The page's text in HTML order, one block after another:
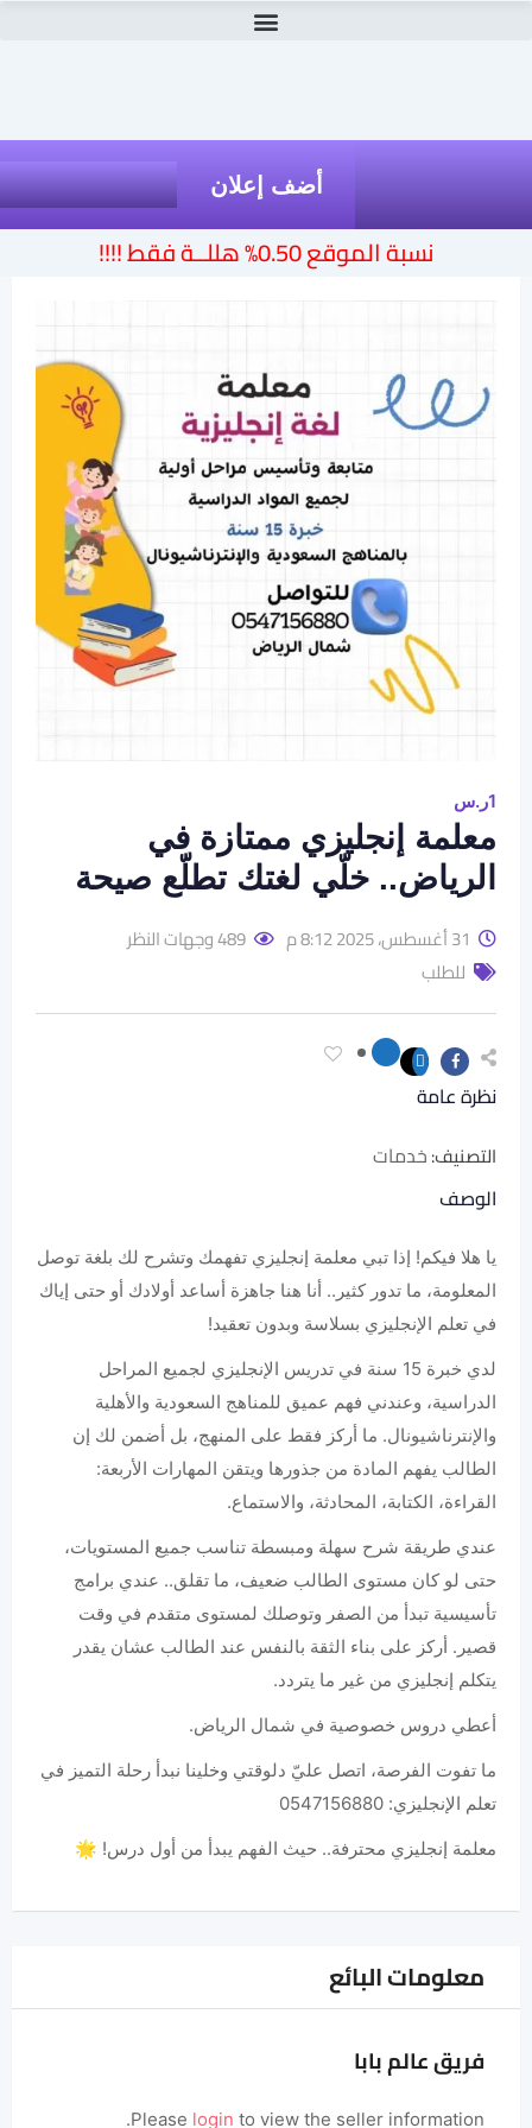
أضف إعلان
نسبة الموقع 0.50% هللــة فقط !!!!
1ر.س
معلمة إنجليزي ممتازة في
الرياض.. خلّي لغتك تطلّع صيحة
31 أغسطس، 2025 8:12 م
489 وجهات النظر
للطلب
نظرة عامة
التصنيف:خدمات
الوصف
يا هلا فيكم! إذا تبي معلمة إنجليزي تفهمك وتشرح لك بلغة توصل
المعلومة، ما تدور كثير.. أنا هنا جاهزة أساعد أولادك أو حتى إياك
في تعلم الإنجليزي بسلاسة وبدون تعقيد!
لدي خبرة 15 سنة في تدريس الإنجليزي لجميع المراحل
الدراسية، وعندني فهم عميق للمناهج السعودية والأهلية
والإنترناشيونال. ما أركز فقط على المنهج، بل أضمن لك إن
الطالب يفهم المادة من جذورها ويتقن المهارات الأربعة:
القراءة، الكتابة، المحادثة، والاستماع.
عندي طريقة شرح سهلة ومبسطة تناسب جميع المستويات،
حتى لو كان مستوى الطالب ضعيف، ما تقلق.. عندي برامج
تأسيسية تبدأ من الصفر وتوصلك لمستوى متقدم في وقت
قصير. أركز على بناء الثقة بالنفس عند الطالب عشان يقدر
يتكلم إنجليزي من غير ما يتردد.
أعطي دروس خصوصية في شمال الرياض.
ما تفوت الفرصة، اتصل عليّ دلوقتي وخلينا نبدأ رحلة التميز في
تعلم الإنجليزي: 0547156880
معلمة إنجليزي محترفة.. حيث الفهم يبدأ من أول درس! 🌟
معلومات البائع
فريق عالم بابا
Please login to view the seller information.